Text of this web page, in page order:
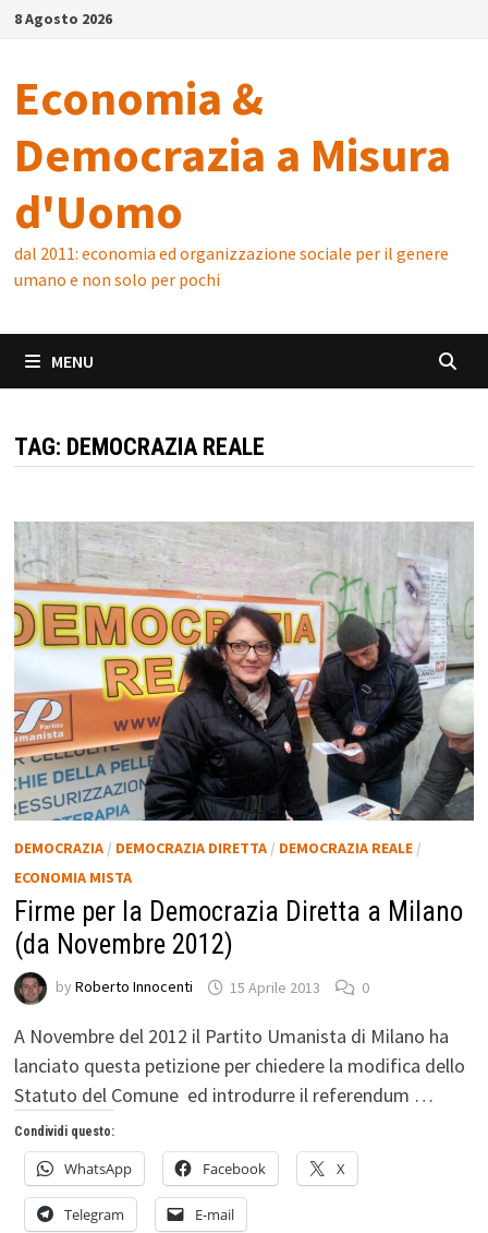
Skip8 Agosto 2026
Economia &
Democrazia a Misura
d'Uomo
dal 2011: economia ed organizzazione sociale per il genere
umano e non solo per pochi
MENU
TAG: DEMOCRAZIA REALE
DEMOCRAZIA/ DEMOCRAZIA DIRETTA/ DEMOCRAZIA REALE/
ECONOMIA MISTA
Firme per la Democrazia Diretta a Milano
(da Novembre 2012)
by Roberto Innocenti 15 Aprile 2013 0
A Novembre del 2012 il Partito Umanista di Milano ha
lanciato questa petizione per chiedere la modifica dello
Statuto del Comune ed introdurre il referendum …
Condividi questo:
WhatsApp Facebook X
Telegram E-mail